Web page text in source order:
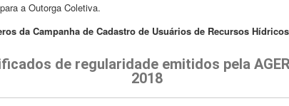
a Outorga Coletiva.
da Campanha de Cadastro de Usuários de Recursos